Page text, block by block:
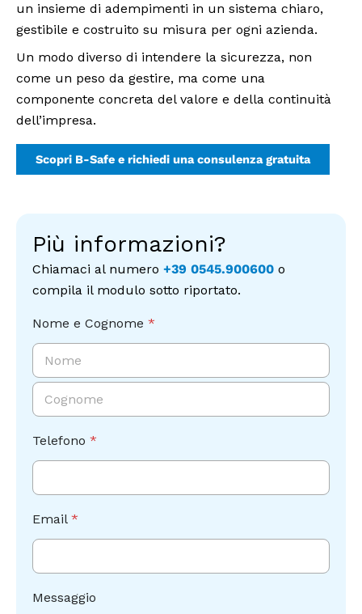
un insieme di adempimenti in un sistema chiaro,
gestibile e costruito su misura per ogni azienda.
Un modo diverso di intendere la sicurezza, non
come un peso da gestire, ma come una
componente concreta del valore e della continuità
dell’impresa.
Scopri B-Safe e richiedi una consulenza gratuita
Più informazioni?
Chiamaci al numero +39 0545.900600 o
compila il modulo sotto riportato.
Nome e Cognome *
Nome
r
i
a
y
Telefono *
Email *
Messaggio